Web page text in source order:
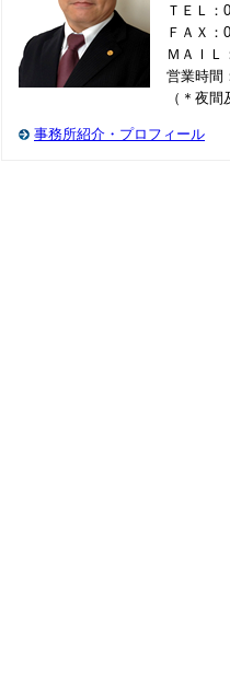
ＴＥＬ：
ＦＡＸ：
ＭＡＩＬ
営業時間
（＊夜
事務所紹介・プロフィール